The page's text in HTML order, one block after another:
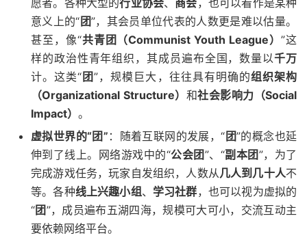
愿者。各种大型的行业协会、 商会，也可以看作是某种
意义上的“ 团”，其会员单位代表的人数更是难以估量。
甚至，像“共青团（Communist Youth League）”这
样的政治性青年组织，其成员遍布全国，数量以千万
计。这类“ 团”，规模巨大，往往具有明确的组织架构
（Organizational Structure） 和社会影响力（Social
Impact） 。
虚拟世界的“团” ：随着互联网的发展，“ 团”的概念也延
伸到了线上。网络游戏中的“公会团”、“副本团”，为了
完成游戏任务，玩家自发组织，人数从几人到几十人不
等。各种线上兴趣小组、 学习社群，也可以视为虚拟的
“团”，成员遍布五湖四海，规模可大可小，交流互动主
要依赖网络平台。